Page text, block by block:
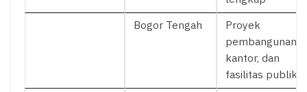
Bogor Tengah
Proyek
pembangunan,
kantor, dan
fasilitas publik